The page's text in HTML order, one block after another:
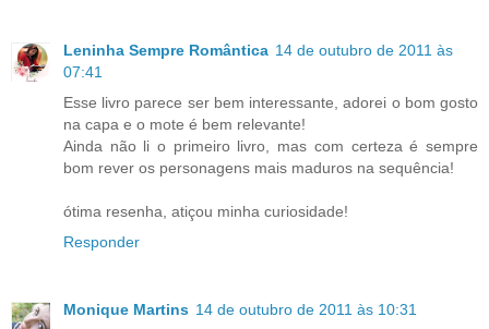
Leninha Sempre Romântica 14 de outubro de 2011 às
07:41
Esse livro parece ser bem interessante, adorei o bom gosto
na capa e o mote é bem relevante!
Ainda não li o primeiro livro, mas com certeza é sempre
bom rever os personagens mais maduros na sequência!
ótima resenha, atiçou minha curiosidade!
Responder
Monique Martins 14 de outubro de 2011 às 10:31